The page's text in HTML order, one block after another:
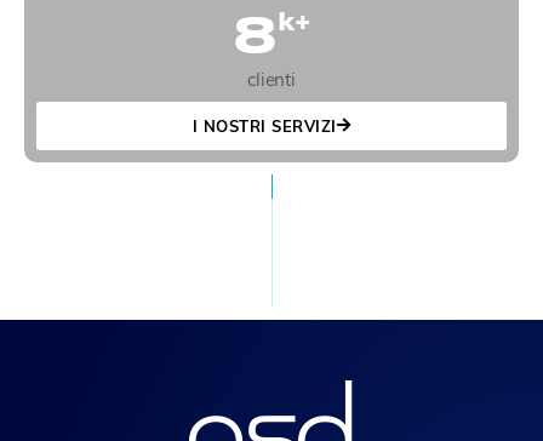
clienti
8k+
I NOSTRI SERVIZI